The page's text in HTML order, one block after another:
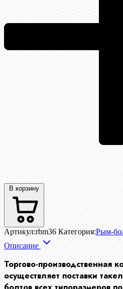
В корзину
Артикул:rbm36 Категория:Рым-
Описание
Торгово-производственная
осуществляет поставки